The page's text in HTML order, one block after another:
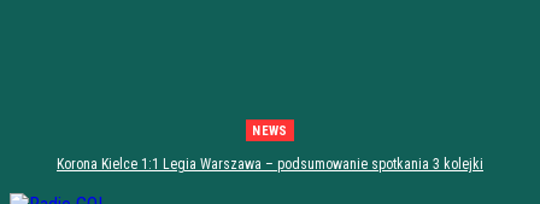
NEWS
Korona Kielce 1:1 Legia Warszawa – podsumowanie spotkania 3 kolejki